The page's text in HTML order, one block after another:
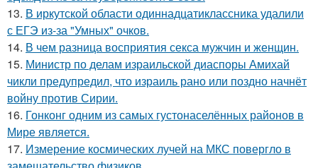
13. В иркутской области одиннадцатиклассника удалили
с ЕГЭ из-за "Умных" очков.
14. В чем разница восприятия секса мужчин и женщин.
15. Министр по делам израильской диаспоры Амихай
чикли предупредил, что израиль рано или поздно начнёт
войну против Сирии.
16. Гонконг одним из самых густонаселённых районов в
Мире является.
17. Измерение космических лучей на МКС повергло в